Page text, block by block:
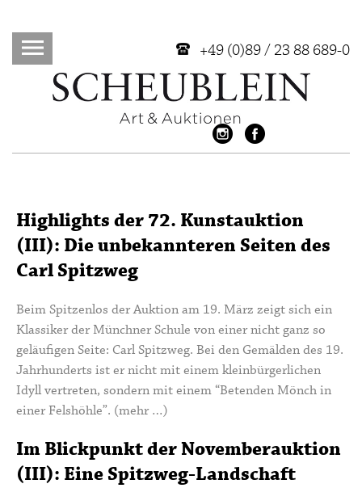
+49 (0)89 / 23 88 689-0
Highlights der 72. Kunstauktion
(III): Die unbekannteren Seiten des
Carl Spitzweg
Beim Spitzenlos der Auktion am 19. März zeigt sich ein
Klassiker der Münchner Schule von einer nicht ganz so
geläufigen Seite: Carl Spitzweg. Bei den Gemälden des 19.
Jahrhunderts ist er nicht mit einem kleinbürgerlichen
Idyll vertreten, sondern mit einem “Betenden Mönch in
einer Felshöhle”. (mehr …)
Im Blickpunkt der Novemberauktion
(III): Eine Spitzweg-Landschaft